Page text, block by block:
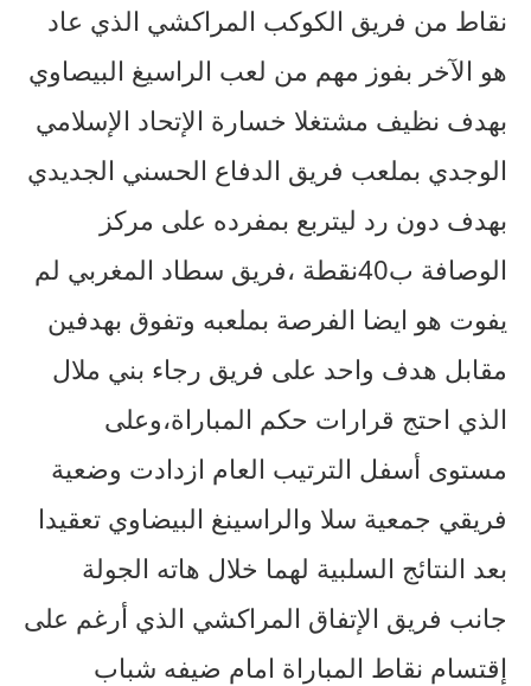
نقاط من فريق الكوكب المراكشي الذي عاد
هو الآخر بفوز مهم من لعب الراسيغ البيصاوي
بهدف نظيف مشتغلا خسارة الإتحاد الإسلامي
الوجدي بملعب فريق الدفاع الحسني الجديدي
بهدف دون رد ليتربع بمفرده على مركز
الوصافة ب40نقطة ،فريق سطاد المغربي لم
يفوت هو ايضا الفرصة بملعبه وتفوق بهدفين
مقابل هدف واحد على فريق رجاء بني ملال
الذي احتج قرارات حكم المباراة،وعلى
مستوى أسفل الترتيب العام ازدادت وضعية
فريقي جمعية سلا والراسينغ البيضاوي تعقيدا
بعد النتائج السلبية لهما خلال هاته الجولة
جانب فريق الإتفاق المراكشي الذي أرغم على
إقتسام نقاط المباراة امام ضيفه شباب